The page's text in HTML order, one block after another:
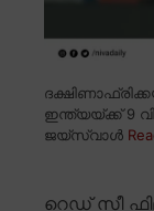
ഇന്ത്യയ്ക്ക് 9
ജയ്സ്വാൾ
റെഡ് സീ